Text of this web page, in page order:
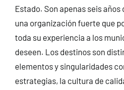
Estado. Son apenas seis años
una organización fuerte que
toda su experiencia a los
deseen. Los destinos son
elementos y singularidades
estrategias, la cultura de